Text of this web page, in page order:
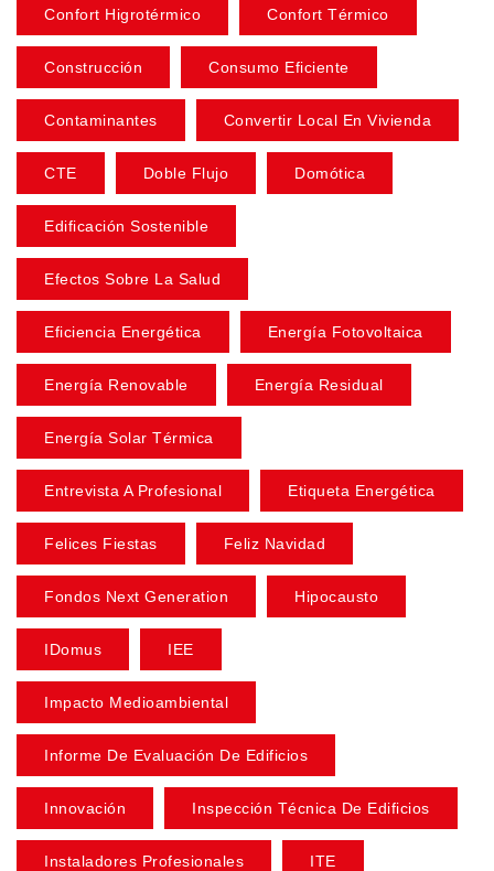
Confort Higrotérmico Confort Térmico
Construcción Consumo Eficiente
Contaminantes Convertir Local En Vivienda
CTE Doble Flujo Domótica
Edificación Sostenible
Efectos Sobre La Salud
Eficiencia Energética Energía Fotovoltaica
Energía Renovable Energía Residual
Energía Solar Térmica
Entrevista A Profesional Etiqueta Energética
Felices Fiestas Feliz Navidad
Fondos Next Generation Hipocausto
IDomus IEE
Impacto Medioambiental
Informe De Evaluación De Edificios
Innovación Inspección Técnica De Edificios
Instaladores Profesionales ITE